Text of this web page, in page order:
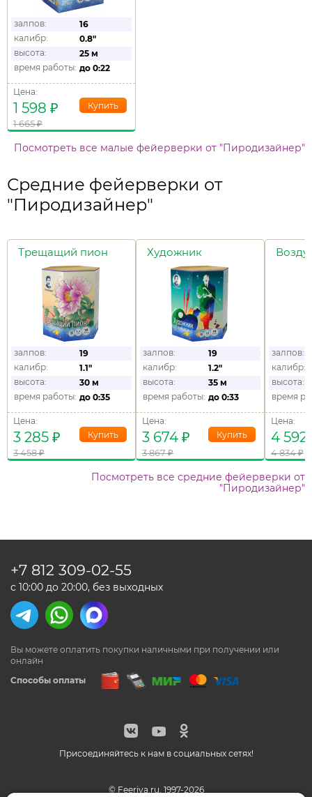
залпов:
16
калибр:
0.8"
высота:
25 м
время работы: до 0:22
Цена:
1 598 ₽
1 665₽
Посмотреть все малые фейерверки от "Пиродизайнер"
Средние фейерверки от
"Пиродизайнер"
Трещащий пион
залпов:
19
калибр:
1.1"
высота:
30 м
время работы: до 0:35
Цена:
3 285 ₽
3 458₽
Художник
залпов:
19
калибр:
1.2"
высота:
35 м
время работы: до 0:33
Цена:
3 674 ₽
3 867₽
залпов:
калибр:
высота:
время
Цена:
4 592
4 834₽
Посмотреть все средние фейерверки от
"Пиродизайнер"
Присоединяйтесь к нам в социальных сетях!
© Feeriya.ru, 1997-2026
Способы оплаты
Вы можете оплатить покупки наличными при получении или
онлайн
+7 812 309-02-55
с 10:00 до 20:00, без выходных